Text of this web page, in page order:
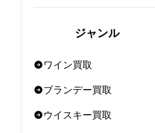
ジャンル
ワイン買取
ブランデー買取
ウイスキー買取